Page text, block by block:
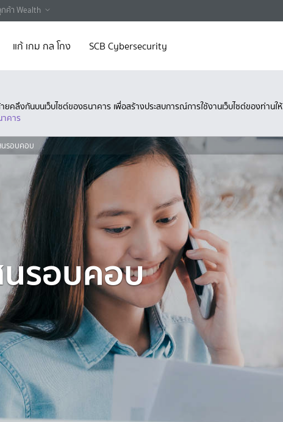
ค้า Wealth
แก้ เกม กล โกง SCB Cybersecurity
ยคลึงกันบนเว็บไซต์ของธนาคาร เพื่อสร้างประสบการณ์การใช้งานเว็บไซต์ของท่านให้
าคาร
นรอบคอบ
รอบคอบ